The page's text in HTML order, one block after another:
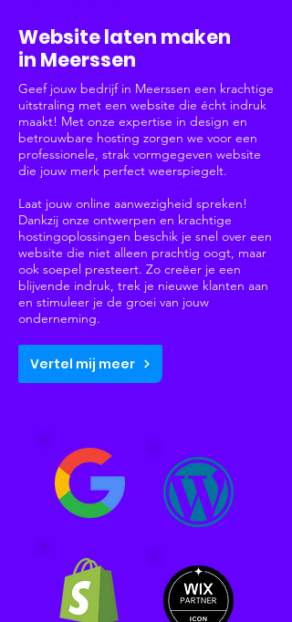
Website laten maken
in Meerssen
Geef jouw bedrijf in Meerssen een krachtige
uitstraling met een website die écht indruk
maakt! Met onze expertise in design en
betrouwbare hosting zorgen we voor een
professionele, strak vormgegeven website
die jouw merk perfect weerspiegelt.
Laat jouw online aanwezigheid spreken!
Dankzij onze ontwerpen en krachtige
hostingoplossingen beschik je snel over een
website die niet alleen prachtig oogt, maar
ook soepel presteert. Zo creëer je een
blijvende indruk, trek je nieuwe klanten aan
en stimuleer je de groei van jouw
onderneming.
Vertel mij meer